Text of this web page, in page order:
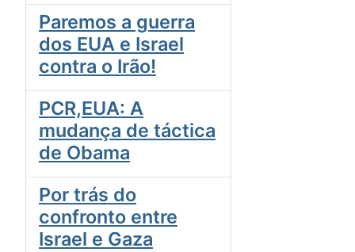
Paremos a guerra
dos EUA e Israel
contra o Irão!
PCR,EUA: A
mudança de táctica
de Obama
Por trás do
confronto entre
Israel e Gaza